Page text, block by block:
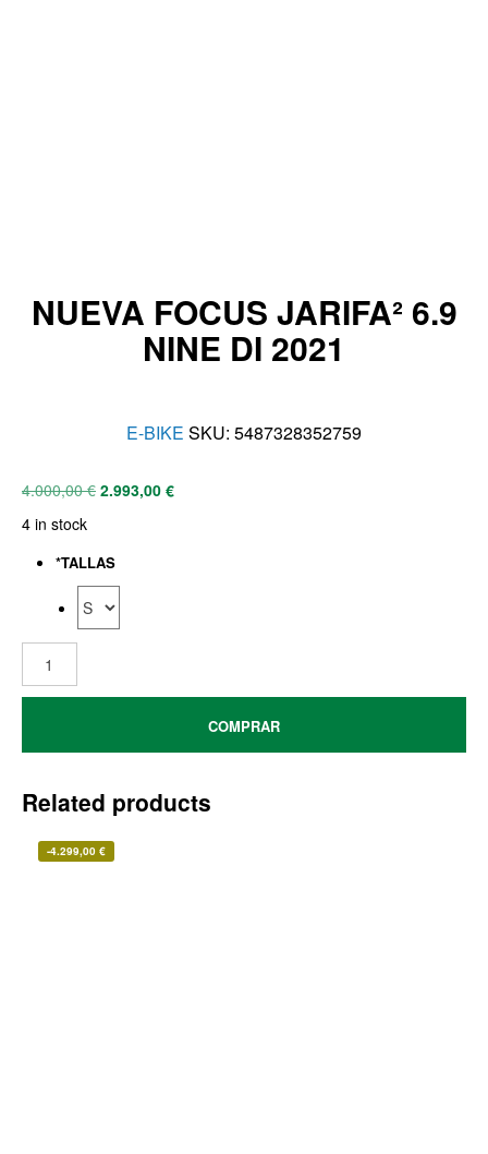
NUEVA FOCUS JARIFA² 6.9
NINE DI 2021
E-BIKE SKU: 5487328352759
4.000,00€ 2.993,00 €
4 in stock
*TALLAS
COMPRAR
Related products
-4.299,00 €